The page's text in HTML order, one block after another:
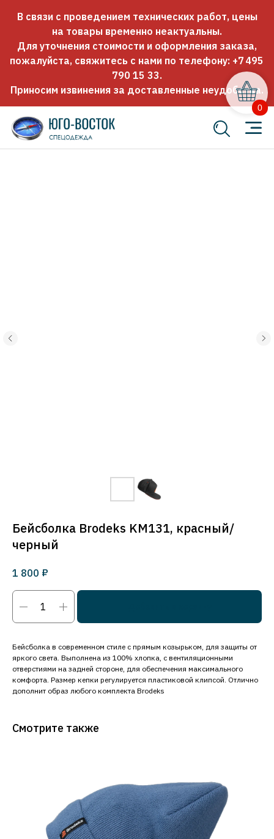
В связи с проведением технических работ, цены
на товары временно неактуальны.
Для уточнения стоимости и оформления заказа,
пожалуйста, свяжитесь с нами по телефону: +7 495
790 15 33.
Приносим извинения за доставленные неудобства.
Бейсболка Brodeks KM131, красный/
черный
1 800 ₽
Бейсболка в современном стиле с прямым козырьком, для защиты от
яркого света. Выполнена из 100% хлопка, с вентиляционными
отверстиями на задней стороне, для обеспечения максимального
комфорта. Размер кепки регулируется пластиковой клипсой. Отлично
дополнит образ любого комплекта Brodeks
Смотрите также
0